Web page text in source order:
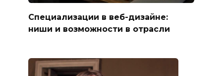
Специализации в веб-дизайне:
ниши и возможности в отрасли